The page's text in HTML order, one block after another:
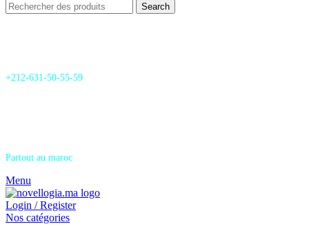
Search
+212-631-50-55-59
Partout au maroc
Menu
Login / Register
Nos catégories